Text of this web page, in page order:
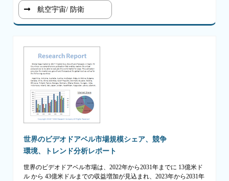
航空宇宙/ 防衛
世界のビデオドアベル市場規模シェア、競争
環境、トレンド分析レポート
世界のビデオドアベル市場は、2022年から2031年までに 13億米ド
ル から 43億米ドルまでの収益増加が見込まれ、2023年から2031年